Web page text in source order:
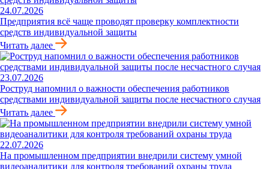
24.07.2026
Предприятия всё чаще проводят проверку комплектности
средств индивидуальной защиты
Читать далее
23.07.2026
Роструд напомнил о важности обеспечения работников
средствами индивидуальной защиты после несчастного случая
Читать далее
22.07.2026
На промышленном предприятии внедрили систему умной
видеоаналитики для контроля требований охраны труда